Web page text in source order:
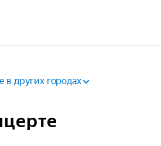
в других городах